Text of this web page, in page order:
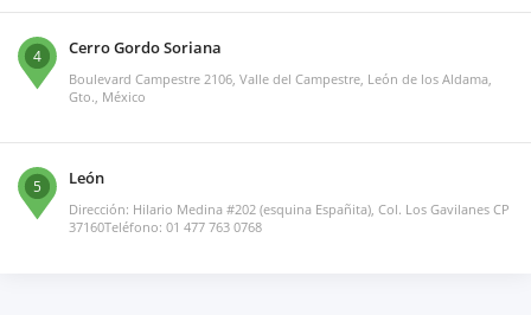
4 Cerro Gordo Soriana
Boulevard Campestre 2106, Valle del Campestre, León de los Aldama,
Gto., México
5 León
Dirección: Hilario Medina #202 (esquina Españita), Col. Los Gavilanes CP
37160Teléfono: 01 477 763 0768